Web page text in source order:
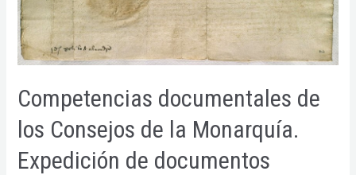
Competencias documentales de
los Consejos de la Monarquía.
Expedición de documentos